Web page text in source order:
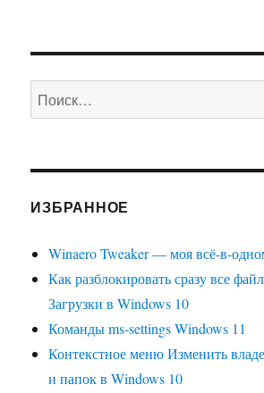
Искать:
ИЗБРАННОЕ
Winaero Tweaker — моя всё-в-
Как разблокировать сразу все
Загрузки в Windows 10
Команды ms-settings Windows 11
Контекстное меню Изменить
и папок в Windows 10